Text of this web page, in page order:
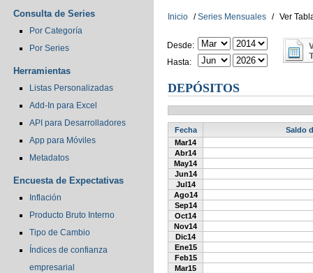
Consulta de Series
Por Categoría
Por Series
Herramientas
Listas Personalizadas
Add-In para Excel
API para Desarrolladores
App para Móviles
Metadatos
Encuesta de Expectativas
Inflación
Producto Bruto Interno
Tipo de Cambio
Índices de confianza
empresarial
Inicio / Series Mensuales / Ver
Desde:
Hasta:
DEPÓSITOS
Fecha
Saldo
Mar14
Abr14
May14
Jun14
Jul14
Ago14
Sep14
Oct14
Nov14
Dic14
Ene15
Feb15
Mar15